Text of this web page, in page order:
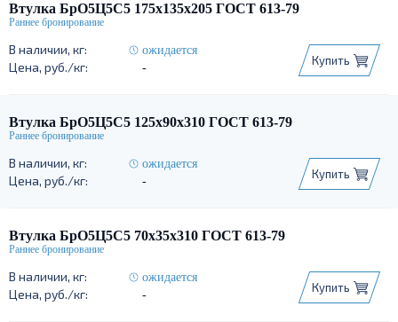
Втулка БрО5Ц5С5 175х135х205 ГОСТ 613-79
ожидается
-
Купить
Втулка БрО5Ц5С5 125х90х310 ГОСТ 613-79
ожидается
-
Купить
Втулка БрО5Ц5С5 70х35х310 ГОСТ 613-79
ожидается
-
Купить